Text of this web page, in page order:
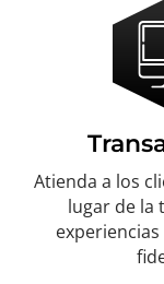
Atienda a los
lugar de la